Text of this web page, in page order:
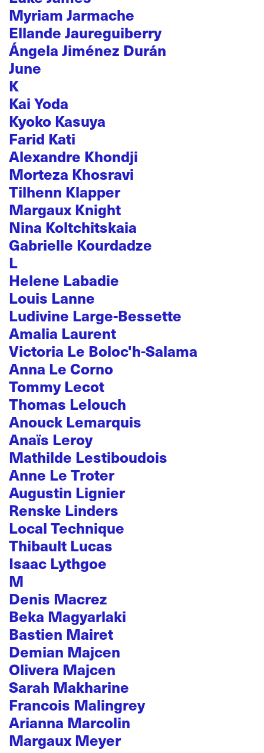
Myriam Jarmache
Ellande Jaureguiberry
Ángela Jiménez Durán
June
K
Kai Yoda
Kyoko Kasuya
Farid Kati
Alexandre Khondji
Morteza Khosravi
Tilhenn Klapper
Margaux Knight
Nina Koltchitskaia
Gabrielle Kourdadze
L
Helene Labadie
Louis Lanne
Ludivine Large-Bessette
Amalia Laurent
Victoria Le Boloc'h-Salama
Anna Le Corno
Tommy Lecot
Thomas Lelouch
Anouck Lemarquis
Anaïs Leroy
Mathilde Lestiboudois
Anne Le Troter
Augustin Lignier
Renske Linders
Local Technique
Thibault Lucas
Isaac Lythgoe
M
Denis Macrez
Beka Magyarlaki
Bastien Mairet
Demian Majcen
Olivera Majcen
Sarah Makharine
Francois Malingrey
Arianna Marcolin
Margaux Meyer